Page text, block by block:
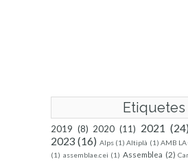
Etiquetes
2019 (8) 2020 (11) 2021 (24)
2023 (16) Alps (1) Altiplà (1) AMB LA
(1) assemblae.cei (1) Assemblea (2)